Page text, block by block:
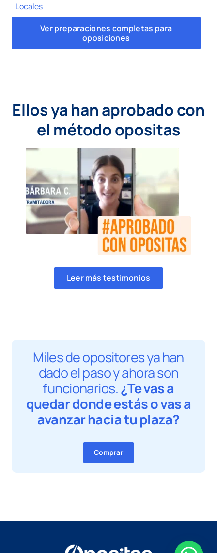
Locales
Ver preparaciones completas para
oposiciones
Ellos ya han aprobado con
el método opositas
Leer más testimonios
Miles de opositores ya han
dado el paso y ahora son
funcionarios.¿Te vas a
quedar donde estás o vas a
avanzar hacia tu plaza?
Comprar